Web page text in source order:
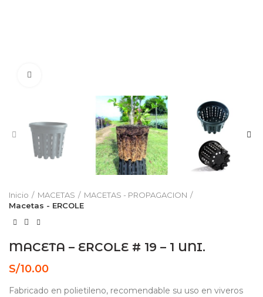
Inicio MACETAS
MACETAS - PROPAGACION
Macetas - ERCOLE
MACETA – ERCOLE # 19 – 1 UNI.
S/10.00
Fabricado en polietileno, recomendable su uso en viveros